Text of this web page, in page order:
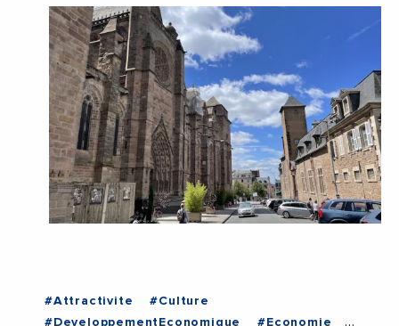
#Attractivite
#Culture
#DeveloppementEconomique
#Economie